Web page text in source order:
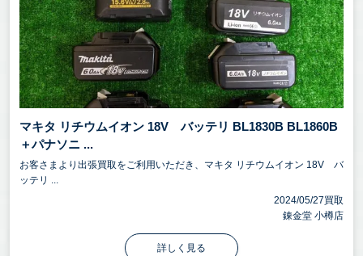
マキタ リチウムイオン 18V バッテリ BL1830B BL1860B
＋パナソニ ...
お客さまより出張買取をご利用いただき、マキタ リチウムイオン 18V バ
ッテリ ...
2024/05/27買取
錬金堂 小樽店
詳しく見る